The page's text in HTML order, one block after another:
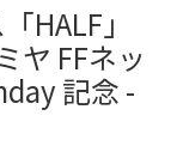
HALF」
ヤ FFネッ
記念 -